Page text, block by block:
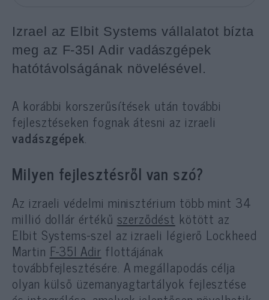
Izrael az Elbit Systems vállalatot bízta
meg az F-35I Adir vadászgépek
hatótávolságának növelésével.
A korábbi korszerűsítések után további
fejlesztéseken fognak átesni az izraeli
vadászgépek.
Milyen fejlesztésről van szó?
Az izraeli védelmi minisztérium több mint 34
millió dollár értékű szerződést kötött az
Elbit Systems-szel az izraeli légierő Lockheed
Martin F-35I Adir flottájának
továbbfejlesztésére. A megállapodás célja
olyan külső üzemanyagtartályok fejlesztése